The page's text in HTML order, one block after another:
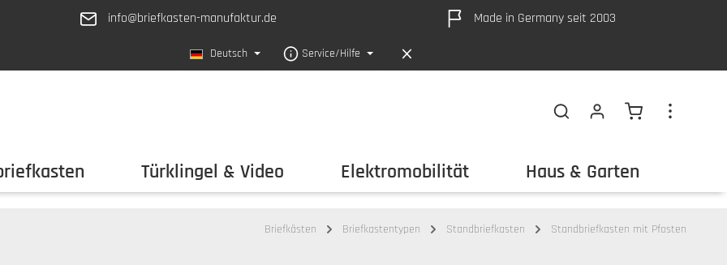
info@briefkasten-manufaktur.de Made in Germany seit 2003
Deutsch Service/Hilfe
Warenkorb
Türklingel & Video Elektromobilität Haus & Garten
Briefkästen Briefkastentypen Standbriefkasten Standbriefkasten mit Pfosten